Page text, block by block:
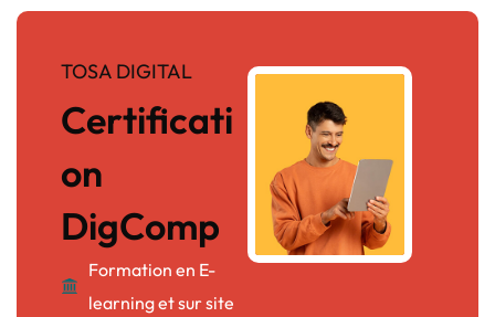
TOSA DIGITAL
Certificati
on
DigComp
Formation en E-
learning et sur site